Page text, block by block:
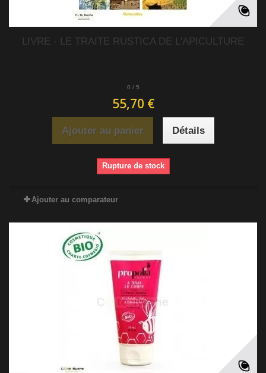
LIVRE - LE TRAITE RUSTICA DE L'APICULTURE
0 / 5
55,70 €
Ajouter au panier Détails
Rupture de stock
Ajouter au comparateur